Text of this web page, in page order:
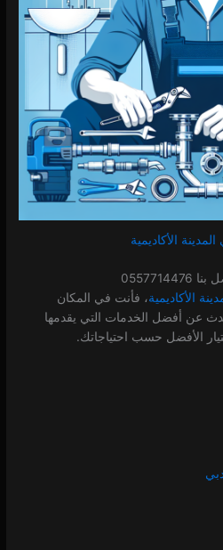
الأكاديمية
الأكاديمية، فأنت في المكان
عن أفضل الخدمات التي يقدمها
الأفضل حسب احتياجاتك.